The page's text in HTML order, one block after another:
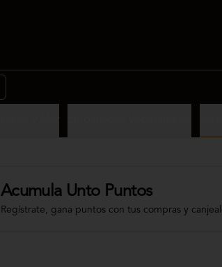
Acumula Unto Puntos
Regístrate, gana puntos con tus compras y